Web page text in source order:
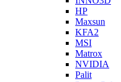
HP
Maxsun
KFA2
MSI
Matrox
NVIDIA
Palit